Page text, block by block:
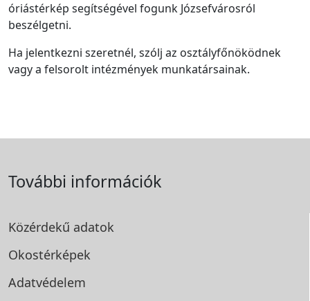
óriástérkép segítségével fogunk Józsefvárosról
beszélgetni.
Ha jelentkezni szeretnél, szólj az osztályfőnöködnek
vagy a felsorolt intézmények munkatársainak.
További információk
Közérdekű adatok
Okostérképek
Adatvédelem